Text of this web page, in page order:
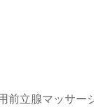
立腺マッサー